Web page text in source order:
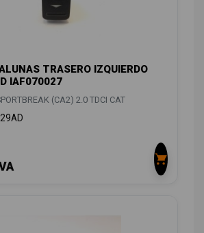
TRASERO IZQUIERDO
IAF070027
(CA2) 2.0 TDCI CAT